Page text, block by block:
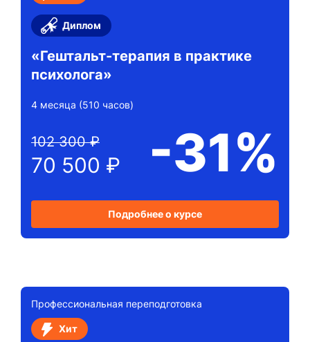
Диплом
«Гештальт-терапия в практике
психолога»
4 месяца (510 часов)
70 500 ₽
102 300 ₽ -31%
Подробнее о курсе
Профессиональная переподготовка
Хит